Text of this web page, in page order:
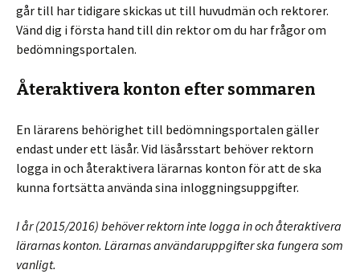
går till har tidigare skickas ut till huvudmän och rektorer.
Vänd dig i första hand till din rektor om du har frågor om
bedömningsportalen.
Återaktivera konton efter sommaren
En lärarens behörighet till bedömningsportalen gäller
endast under ett läsår. Vid läsårsstart behöver rektorn
logga in och återaktivera lärarnas konton för att de ska
kunna fortsätta använda sina inloggningsuppgifter.
I år (2015/2016) behöver rektorn inte logga in och återaktivera
lärarnas konton. Lärarnas användaruppgifter ska fungera som
vanligt.